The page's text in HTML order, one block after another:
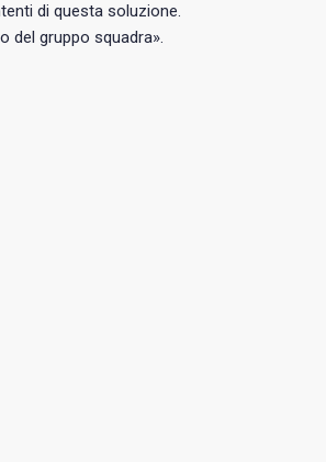
di questa soluzione.
del gruppo squadra».